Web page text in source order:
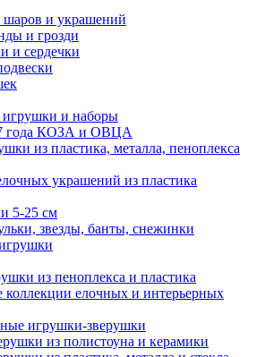
шаров и украшений
и грозди
и сердечки
и наборы
года КОЗА и ОВЦА
из пластика, металла, пеноплекса
украшений из пластика
5-25 см
звезды, банты, снежинки
из пеноплекса и пластика
коллекции елочных и интерьерных
игрушки-зверушки
из полистоуна и керамики